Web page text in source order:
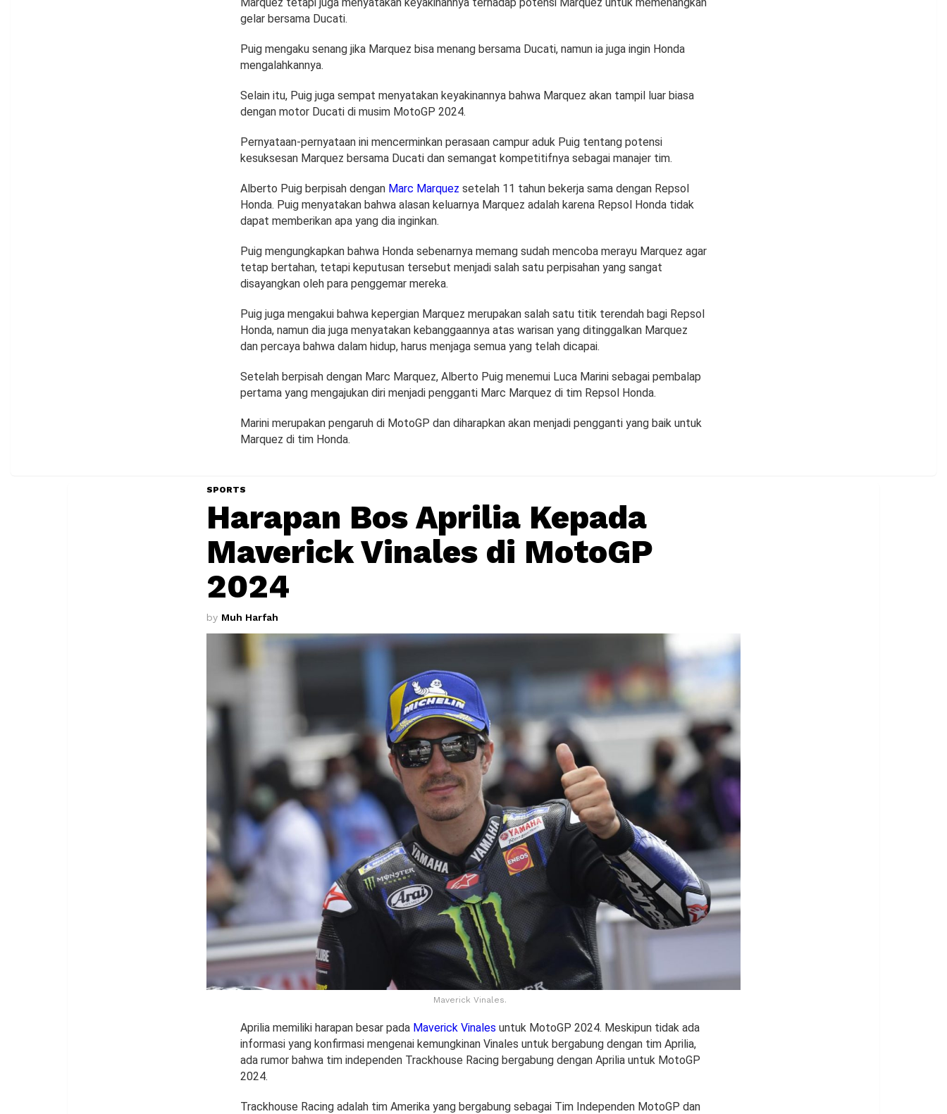
Marquez tetapi juga menyatakan keyakinannya terhadap potensi Marquez untuk memenangkan
gelar bersama Ducati.
Puig mengaku senang jika Marquez bisa menang bersama Ducati, namun ia juga ingin Honda
mengalahkannya.
Selain itu, Puig juga sempat menyatakan keyakinannya bahwa Marquez akan tampil luar biasa
dengan motor Ducati di musim MotoGP 2024.
Pernyataan-pernyataan ini mencerminkan perasaan campur aduk Puig tentang potensi
kesuksesan Marquez bersama Ducati dan semangat kompetitifnya sebagai manajer tim.
Alberto Puig berpisah dengan Marc Marquez setelah 11 tahun bekerja sama dengan Repsol
Honda. Puig menyatakan bahwa alasan keluarnya Marquez adalah karena Repsol Honda tidak
dapat memberikan apa yang dia inginkan.
Puig mengungkapkan bahwa Honda sebenarnya memang sudah mencoba merayu Marquez agar
tetap bertahan, tetapi keputusan tersebut menjadi salah satu perpisahan yang sangat
disayangkan oleh para penggemar mereka.
Puig juga mengakui bahwa kepergian Marquez merupakan salah satu titik terendah bagi Repsol
Honda, namun dia juga menyatakan kebanggaannya atas warisan yang ditinggalkan Marquez
dan percaya bahwa dalam hidup, harus menjaga semua yang telah dicapai.
Setelah berpisah dengan Marc Marquez, Alberto Puig menemui Luca Marini sebagai pembalap
pertama yang mengajukan diri menjadi pengganti Marc Marquez di tim Repsol Honda.
Marini merupakan pengaruh di MotoGP dan diharapkan akan menjadi pengganti yang baik untuk
Marquez di tim Honda.
SPORTS
Harapan Bos Aprilia Kepada
Maverick Vinales di MotoGP
2024
by Muh Harfah
Maverick Vinales.
Aprilia memiliki harapan besar pada Maverick Vinales untuk MotoGP 2024. Meskipun tidak ada
informasi yang konfirmasi mengenai kemungkinan Vinales untuk bergabung dengan tim Aprilia,
ada rumor bahwa tim independen Trackhouse Racing bergabung dengan Aprilia untuk MotoGP
2024.
Trackhouse Racing adalah tim Amerika yang bergabung sebagai Tim Independen MotoGP dan